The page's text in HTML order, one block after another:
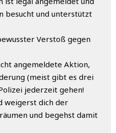
besucht und unterstützt
Verstoß gegen
angemeldete Aktion,
(meist gibt es drei
jederzeit gehen!
weigerst dich der
und begehst damit